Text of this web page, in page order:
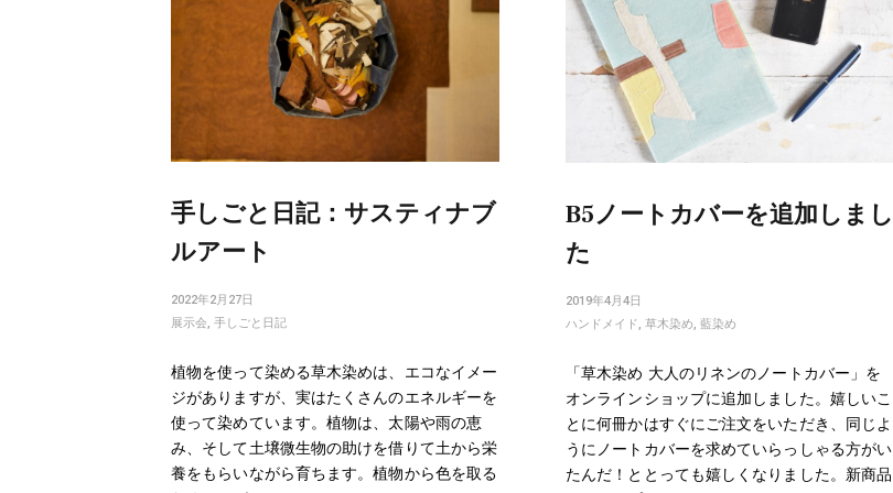
手しごと日記：サスティナブ
ルアート
2022年2月27日
展示会, 手しごと日記
植物を使って染める草木染めは、エコなイメー
ジがありますが、実はたくさんのエネルギーを
使って染めています。植物は、太陽や雨の恵
み、そして土壌微生物の助けを借りて土から栄
養をもらいながら育ちます。植物から色を取る
B5ノートカバーを追加しまし
た
2019年4月4日
ハンドメイド, 草木染め, 藍染め
「草木染め 大人のリネンのノートカバー」を
オンラインショップに追加しました。嬉しいこ
とに何冊かはすぐにご注文をいただき、同じよ
うにノートカバーを求めていらっしゃる方がい
たんだ！ととっても嬉しくなりました。新商品